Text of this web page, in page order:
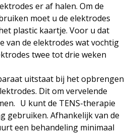
er af halen. Om de
moet u de elektrodes
plastic kaartje. Voor u dat
van de elektrodes wat vochtig
twee tot drie weken
uitstaat bij het opbrengen
Dit om vervelende
U kunt de TENS-therapie
gebruiken. Afhankelijk van de
een behandeling minimaal